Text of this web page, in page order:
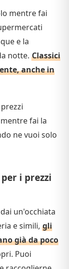
mentre fai
e la
notte. Classici
anche in
fai la
ne vuoi solo
i prezzi
un'occhiata
e simili, gli
già da poco
Puoi